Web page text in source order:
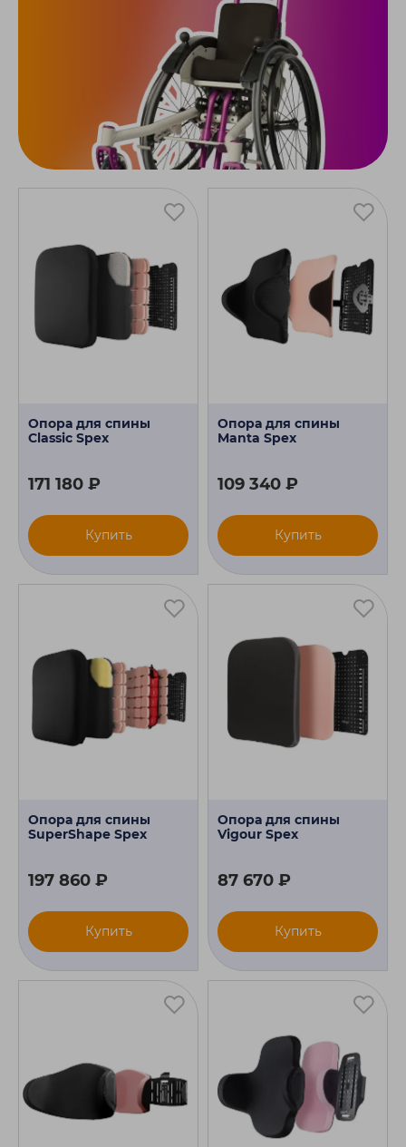
Опора для спины
Classic Spex
171 180 ₽
Купить
Опора для спины
Manta Spex
109 340 ₽
Купить
Опора для спины
SuperShape Spex
197 860 ₽
Купить
Опора для спины
Vigour Spex
87 670 ₽
Купить